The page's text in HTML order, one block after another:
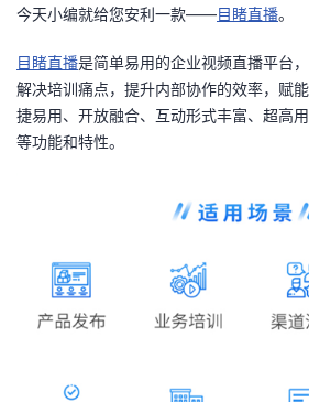
页
开
发
者
博
客
的
论
我
的我
今天小编就给您安利一款——目睹直播。
目睹直播是简单易用的企业视频直播平台
解决培训痛点，提升内部协作的效率，赋
捷易用、开放融合、互动形式丰富、超高
等功能和特性。